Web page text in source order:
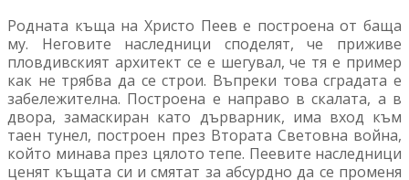
Родната къща на Христо Пеев е построена от баща
му. Неговите наследници споделят, че приживе
пловдивският архитект се е шегувал, че тя е пример
как не трябва да се строи. Въпреки това сградата е
забележителна. Построена е направо в скалата, а в
двора, замаскиран като дърварник, има вход към
таен тунел, построен през Втората Световна война,
който минава през цялото тепе. Пеевите наследници
ценят къщата си и смятат за абсурдно да се променя